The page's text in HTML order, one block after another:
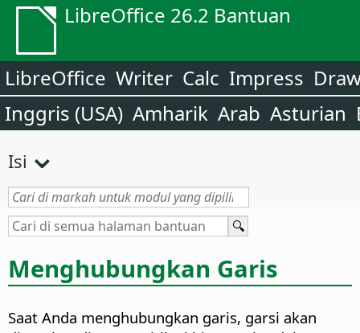
LibreOffice 26.2 Bantuan
LibreOffice Writer Calc Impress
Inggris (USA) Amharik Arab Asturian
Isi
Menghubungkan Garis
Saat Anda menghubungkan garis, garsi akan